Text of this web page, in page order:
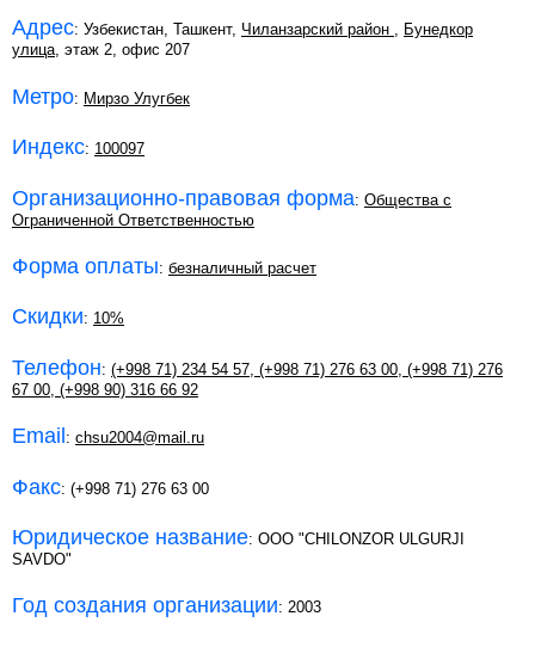
Адрес: Узбекистан, Ташкент, Чиланзарский район , Бунедкор
улица, этаж 2, офис 207
Метро: Мирзо Улугбек
Индекс: 100097
Организационно-правовая форма: Общества с
Ограниченной Ответственностью
Форма оплаты: безналичный расчет
Скидки: 10%
Телефон: (+998 71) 234 54 57 (+998 71) 276 63 00 (+998 71) 276
67 00 (+998 90) 316 66 92
Email : chsu2004@mail.ru
Факс: (+998 71) 276 63 00
Юридическое название: OOO "CHILONZOR ULGURJI
SAVDO"
Год создания организации: 2003